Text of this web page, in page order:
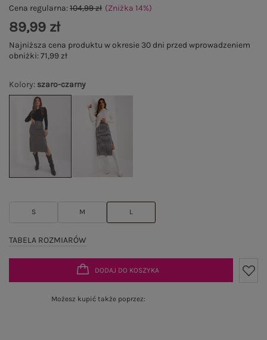
Kolory: szaro-czarny
S M L
TABELA ROZMIARÓW
Cena regularna:104,99 zł (Zniżka 14%)
89,99 zł
Najniższa cena produktu w okresie 30 dni przed wprowadzeniem
obniżki:71,99 zł
DODAJ DO KOSZYKA
Możesz kupić także poprzez: